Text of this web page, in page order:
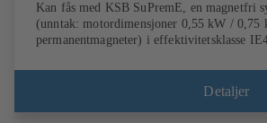
Kan fås med KSB SuPremE, en magnetfri
(unntak: motordimensjoner 0,55 kW / 0,75
permanentmagneter) i effektivitetsklasse
eller KSB PumpDrive 2 Eco uten
henhold til EN 50347, dimensjoner i
Detaljer